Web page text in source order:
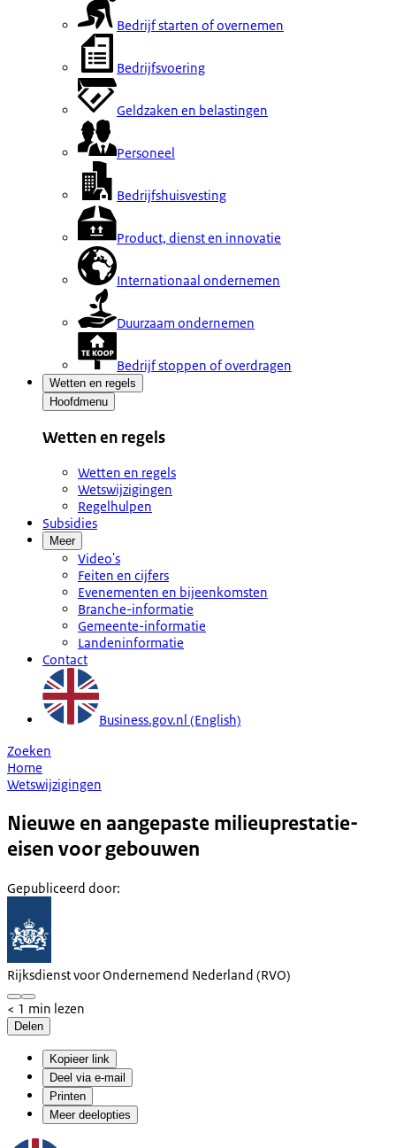
Bedrijf starten of overnemen
Bedrijfsvoering
Geldzaken en belastingen
Personeel
Bedrijfshuisvesting
Product, dienst en innovatie
Internationaal ondernemen
Duurzaam ondernemen
Bedrijf stoppen of overdragen
Wetten en regels
Hoofdmenu
Wetten en regels
Wetten en regels
Wetswijzigingen
Regelhulpen
Subsidies
Meer
Video's
Feiten en cijfers
Evenementen en bijeenkomsten
Branche-informatie
Gemeente-informatie
Landeninformatie
Contact
Business.gov.nl (English)
Zoeken
Home
Wetswijzigingen
Nieuwe en aangepaste milieuprestatie-
eisen voor gebouwen
Gepubliceerd door:
Rijksdienst voor Ondernemend Nederland (RVO)
< 1 min lezen
Delen
Kopieer link
Deel via e-mail
Printen
Meer deelopties